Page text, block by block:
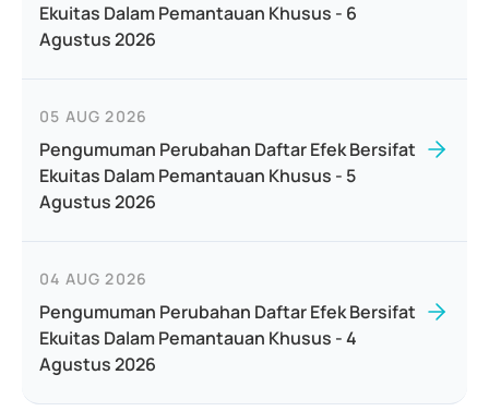
Ekuitas Dalam Pemantauan Khusus - 6
Agustus 2026
05 AUG 2026
Pengumuman Perubahan Daftar Efek Bersifat
Ekuitas Dalam Pemantauan Khusus - 5
Agustus 2026
04 AUG 2026
Pengumuman Perubahan Daftar Efek Bersifat
Ekuitas Dalam Pemantauan Khusus - 4
Agustus 2026